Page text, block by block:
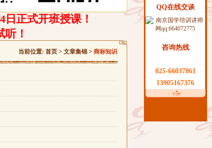
QQ在线交谈
咨询热线
025-66037861
13905167376
正式开班授课！
！
当前位置: 首页 > 文章集锦 > 商标知识